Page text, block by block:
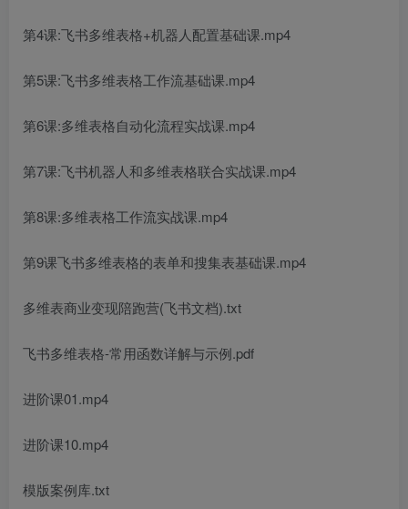
第4课:飞书多维表格+机器人配置基础课.mp4
第5课:飞书多维表格工作流基础课.mp4
第6课:多维表格自动化流程实战课.mp4
第7课:飞书机器人和多维表格联合实战课.mp4
第8课:多维表格工作流实战课.mp4
第9课飞书多维表格的表单和搜集表基础课.mp4
多维表商业变现陪跑营(飞书文档).txt
飞书多维表格-常用函数详解与示例.pdf
进阶课01.mp4
进阶课10.mp4
模版案例库.txt